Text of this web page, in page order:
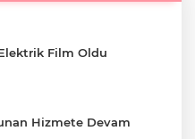
Film Oldu
Hizmete Devam